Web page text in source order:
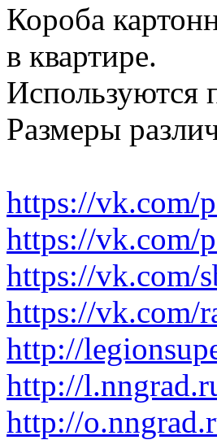
Короба
в квартире.
Используются
Размеры
https://vk.com/
https://vk.com/
https://vk.com/
https://vk.com/
http://
http://
http://